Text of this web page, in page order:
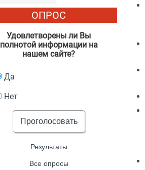
ОПРОС
Удовлетворены ли Вы
полнотой информации на
нашем сайте?
Да
Нет
Проголосовать
Результаты
Все опросы